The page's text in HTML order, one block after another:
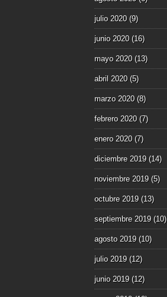
julio 2020(9)
junio 2020(16)
mayo 2020(13)
abril 2020(5)
marzo 2020(8)
febrero 2020(7)
enero 2020(7)
diciembre 2019(14)
noviembre 2019(5)
octubre 2019(13)
septiembre 2019(10)
agosto 2019(10)
julio 2019(12)
junio 2019(12)